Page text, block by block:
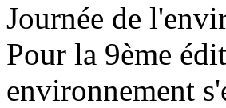
Journée de
Pour la 9ème
environnement